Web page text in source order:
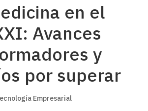
en el
Avances
y
por superar
Empresarial